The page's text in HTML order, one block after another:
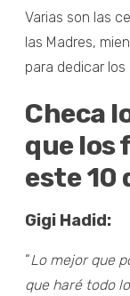
Varias son las
las Madres,
para dedicar los
Checa
que los
este 10
Gigi Hadid:
“Lo mejor que
que haré todo